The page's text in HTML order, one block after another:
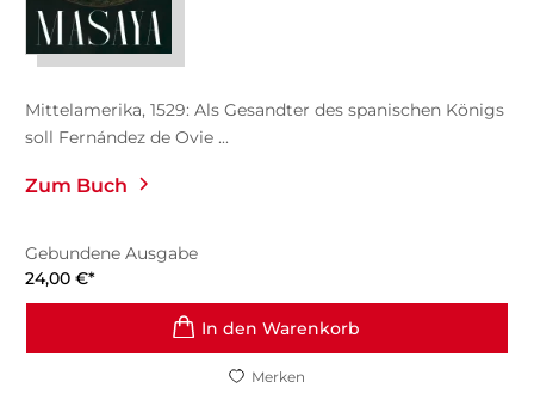
Mittelamerika, 1529: Als Gesandter des spanischen Königs
soll Fernández de Ovie ...
Zum Buch
Gebundene Ausgabe
24,00 €*
In den Warenkorb
Merken